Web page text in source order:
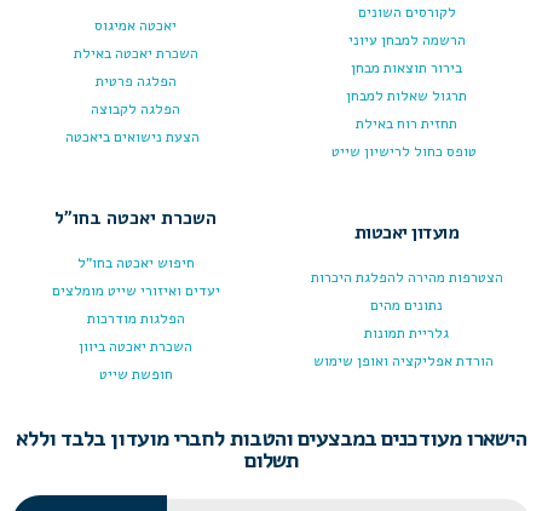
לקורסים השונים
הרשמה למבחן עיוני
בירור תוצאות מבחן
תרגול שאלות למבחן
תחזית רוח באילת
טופס כחול לרישיון שייט
יאכטה אמיגוס
השכרת יאכטה באילת
הפלגה פרטית
הפלגה לקבוצה
הצעת נישואים ביאכטה
מועדון יאכטות
הצטרפות מהירה להפלגת היכרות
נתונים מהים
גלריית תמונות
הורדת אפליקציה ואופן שימוש
השכרת יאכטה בחו"ל
חיפוש יאכטה בחו"ל
יעדים ואיזורי שייט מומלצים
הפלגות מודרכות
השכרת יאכטה ביוון
חופשת שייט
הישארו מעודכנים במבצעים והטבות לחברי מועדון בלבד וללא
תשלום